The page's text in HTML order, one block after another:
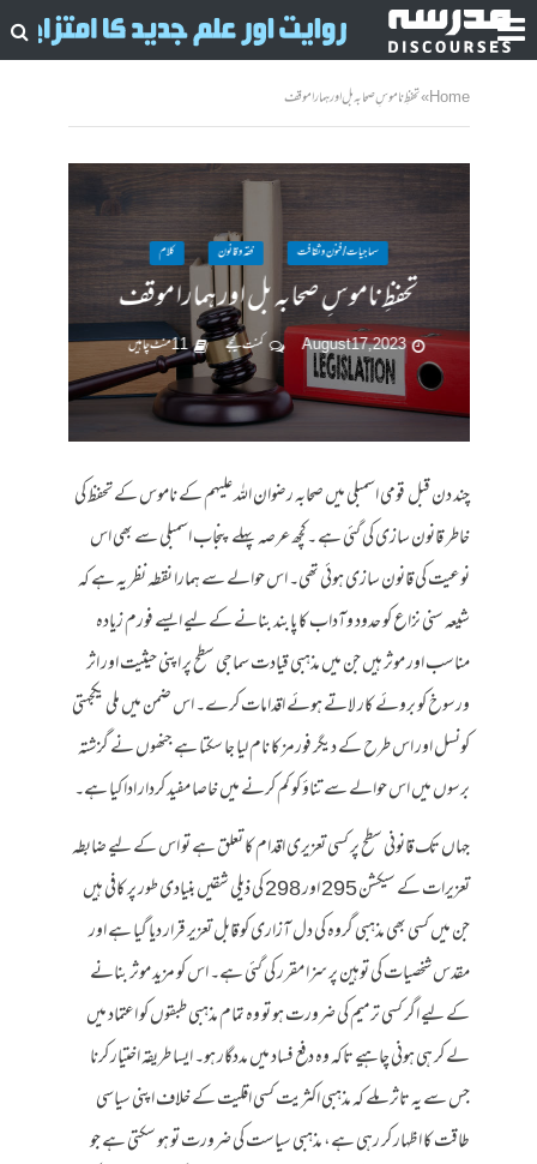
Home
»تحفظِ ناموسِ صحابہ بل اور ہمارا موقف
سماجیات / فنون وثقافت فقہ وقانون کلام
تحفظِ ناموسِ صحابہ بل اور ہمارا موقف
August 17, 2023 کمنت کیجے 11 منٹ چاہیں
چند دن قبل قومی اسمبلی میں صحابہ رضوان اللہ علیہم کے ناموس کے تحفظ کی
خاطر قانون سازی کی گئی ہے ۔کچھ عرصہ پہلے پنجاب اسمبلی سے بھی اس
نوعیت کی قانون سازی ہوئی تھی۔ اس حوالے سے ہمارا نقطہ نظر یہ ہے کہ
شیعہ سنی نزاع کو حدود وآداب کا پابند بنانے کے لیے ایسے فورم زیادہ
مناسب اور موثر ہیں جن میں مذہبی قیادت سماجی سطح پر اپنی حیثیت اور اثر
ورسوخ کو بروئے کار لاتے ہوئے اقدامات کرے۔ اس ضمن میں ملی یکجہتی
کونسل اور اس طرح کے دیگر فورمز کا نام لیا جا سکتا ہے جنھوں نے گزشتہ
برسوں میں اس حوالے سے تناؤ کو کم کرنے میں خاصا مفید کردار ادا کیا ہے۔
جہاں تک قانونی سطح پر کسی تعزیری اقدام کا تعلق ہے تو اس کے لیے ضابطہ
تعزیرات کے سیکشن 295 اور 298 کی ذیلی شقیں بنیادی طور پر کافی ہیں
جن میں کسی بھی مذہبی گروہ کی دل آزاری کو قابل تعزیر قرار دیا گیا ہے اور
مقدس شخصیات کی توہین پر سزا مقرر کی گئی ہے۔ اس کو مزید موثر بنانے
کے لیے اگر کسی ترمیم کی ضرورت ہو تو وہ تمام مذہبی طبقوں کو اعتماد میں
لے کر ہی ہونی چاہیے تاکہ وہ دفع فساد میں مددگار ہو۔ ایسا طریقہ اختیار کرنا
جس سے یہ تاثر ملے کہ مذہبی اکثریت کسی اقلیت کے خلاف اپنی سیاسی
طاقت کا اظہار کر رہی ہے، مذہبی سیاست کی ضرورت تو ہو سکتی ہے جو